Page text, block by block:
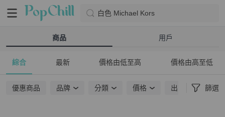
白色 Michael Kors
商品 用戶
綜合 最新 價格由低至高 價格由高至低
優惠商品 品牌 分類 價格 出貨地點 篩選